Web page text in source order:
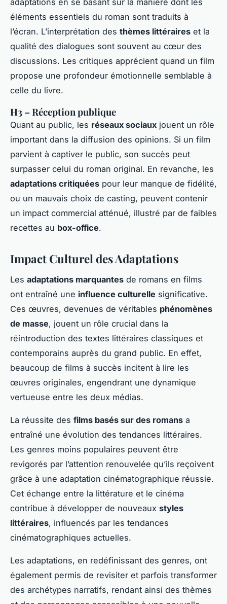
éléments essentiels du roman sont traduits à
l’écran. L’interprétation des thèmes littéraires et la
qualité des dialogues sont souvent au cœur des
discussions. Les critiques apprécient quand un film
propose une profondeur émotionnelle semblable à
celle du livre.
H3 – Réception publique
Quant au public, les réseaux sociaux jouent un rôle
important dans la diffusion des opinions. Si un film
parvient à captiver le public, son succès peut
surpasser celui du roman original. En revanche, les
adaptations critiquées pour leur manque de fidélité,
ou un mauvais choix de casting, peuvent contenir
un impact commercial atténué, illustré par de faibles
recettes au box-office.
Impact Culturel des Adaptations
Les adaptations marquantes de romans en films
ont entraîné une influence culturelle significative.
Ces œuvres, devenues de véritables phénomènes
de masse, jouent un rôle crucial dans la
réintroduction des textes littéraires classiques et
contemporains auprès du grand public. En effet,
beaucoup de films à succès incitent à lire les
œuvres originales, engendrant une dynamique
vertueuse entre les deux médias.
La réussite des films basés sur des romans a
entraîné une évolution des tendances littéraires.
Les genres moins populaires peuvent être
revigorés par l’attention renouvelée qu’ils reçoivent
grâce à une adaptation cinématographique réussie.
Cet échange entre la littérature et le cinéma
contribue à développer de nouveaux styles
littéraires, influencés par les tendances
cinématographiques actuelles.
Les adaptations, en redéfinissant des genres, ont
également permis de revisiter et parfois transformer
des archétypes narratifs, rendant ainsi des thèmes